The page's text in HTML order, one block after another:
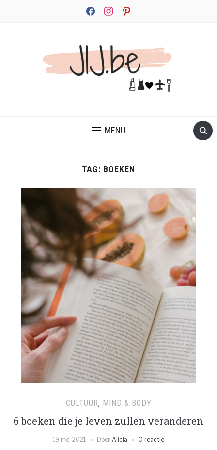
facebookinstagrampinterest
MENU
TAG: BOEKEN
CULTUUR, MIND & BODY
6 boeken die je leven zullen veranderen
19 mei 2021 Door Alicia 0 reactie